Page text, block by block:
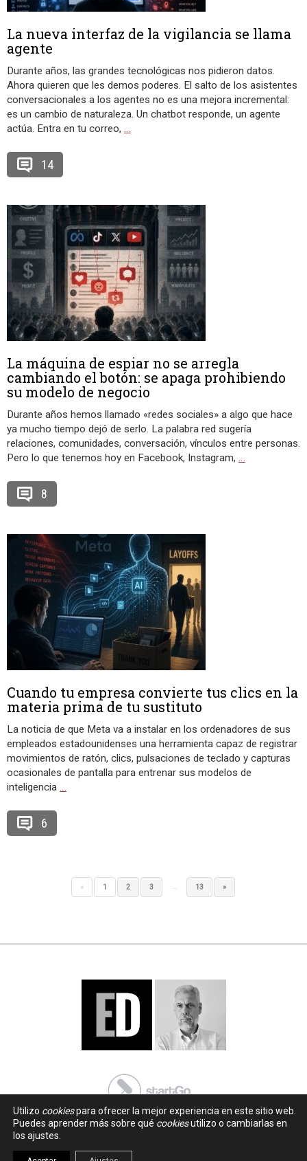
La nueva interfaz de la vigilancia se llama
agente
Durante años, las grandes tecnológicas nos pidieron datos.
Ahora quieren que les demos poderes. El salto de los asistentes
conversacionales a los agentes no es una mejora incremental:
es un cambio de naturaleza. Un chatbot responde, un agente
actúa. Entra en tu correo, …
14
La máquina de espiar no se arregla
cambiando el botón: se apaga prohibiendo
su modelo de negocio
Durante años hemos llamado «redes sociales» a algo que hace
ya mucho tiempo dejó de serlo. La palabra red sugería
relaciones, comunidades, conversación, vínculos entre personas.
Pero lo que tenemos hoy en Facebook, Instagram, …
8
Cuando tu empresa convierte tus clics en la
materia prima de tu sustituto
La noticia de que Meta va a instalar en los ordenadores de sus
empleados estadounidenses una herramienta capaz de registrar
movimientos de ratón, clics, pulsaciones de teclado y capturas
ocasionales de pantalla para entrenar sus modelos de
inteligencia …
6
« 1 2 3 … 13 »
Utilizo cookiespara ofrecer la mejor experiencia en este sitio web.
Puedes aprender más sobre qué cookiesutilizo o cambiarlas en
los ajustes.